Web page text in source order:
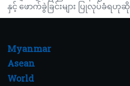
နှင့် ဖောက်ခွဲခြင်းများ ပြုလုပ်ခံရဟုဆို
Myanmar
Asean
World